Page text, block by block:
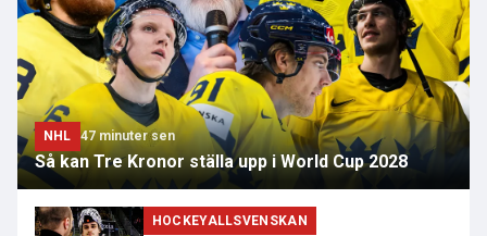
NHL 47 minuter sen
Så kan Tre Kronor ställa upp i World Cup 2028
HOCKEYALLSVENSKAN